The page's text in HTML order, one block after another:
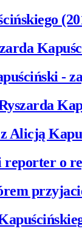
-
Alicją
o